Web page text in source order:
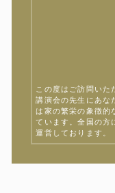
この度はご訪問いた
講演会の先生にあな
は家の繁栄の象徴的
ています。全国の方
運営しております。